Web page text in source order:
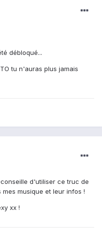
débloqué...
tu n'auras plus jamais
d'utiliser ce truc de
musique et leur infos !
xx !